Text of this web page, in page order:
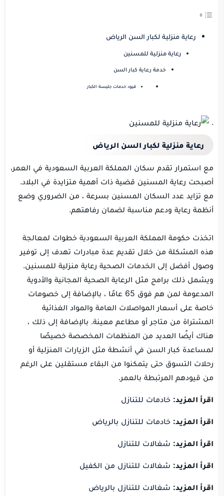
رعاية منزلية لكبار السن الرياض
رعاية منزلية للمسنين
خدمة رعاية كبار السن
قيود خدمات جليسة الكبار
.
رعاية منزلية لكبار السن الرياض
مع استمرار تقدم سكان المملكة العربية السعودية في العمر،
أصبحت رعاية المسنين قضية ذات أهمية متزايدة في البلاد.
مع تزايد عدد السكان المسنين بسرعة ، من الضروري وضع
أنظمة رعاية ودعم مناسبة لضمان رفاهتهم.
اتخذت حكومة المملكة العربية السعودية خطوات لمعالجة
هذه المشكلة من خلال تقديم عدة مبادرات تهدف إلى توفير
وصول أفضل إلى الخدمات الصحية رعاية منزلية للمسنين.
ويشمل ذلك برامج مثل الرعاية الصحية المجانية والأدوية
المدعومة لمن هم فوق 65 عامًا ، بالإضافة إلى خصومات
خاصة على أسعار المواصلات العامة والمواد الغذائية
المشتراة من متاجر أو مطاعم معينة. بالإضافة إلى ذلك ،
هناك أيضًا العديد من المنظمات المخصصة خصيصًا
لمساعدة كبار السن في أنشطة مثل الزيارات المنزلية أو
رحلات التسوق حتى يتمكنوا من البقاء مستقلين على الرغم
من قيودهم المرتبطة بالعمر.
اقرأ المزيد: خادمات للتنازل
اقرأ المزيد: خادمات للتنازل بالرياض
اقرأ المزيد: شغالات للتنازل
اقرأ المزيد: شغالات للتنازل من الكفيل
اقرأ المزيد: شغالات للتنازل بالرياض